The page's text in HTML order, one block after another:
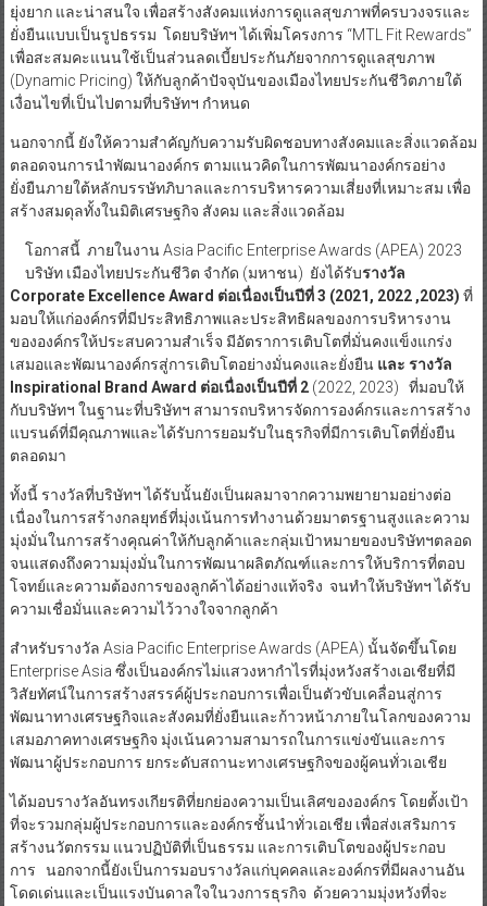
ยุ่งยาก และน่าสนใจ เพื่อสร้างสังคมแห่งการดูแลสุขภาพที่ครบวงจรและ
ยั่งยืนแบบเป็นรูปธรรม โดยบริษัทฯ ได้เพิ่มโครงการ “MTL Fit Rewards”
เพื่อสะสมคะแนนใช้เป็นส่วนลดเบี้ยประกันภัยจากการดูแลสุขภาพ
(Dynamic Pricing) ให้กับลูกค้าปัจจุบันของเมืองไทยประกันชีวิตภายใต้
เงื่อนไขที่เป็นไปตามที่บริษัทฯ กำหนด
นอกจากนี้ ยังให้ความสำคัญกับความรับผิดชอบทางสังคมและสิ่งแวดล้อม
ตลอดจนการนำพัฒนาองค์กร ตามแนวคิดในการพัฒนาองค์กรอย่าง
ยั่งยืนภายใต้หลักบรรษัทภิบาลและการบริหารความเสี่ยงที่เหมาะสม เพื่อ
สร้างสมดุลทั้งในมิติเศรษฐกิจ สังคม และสิ่งแวดล้อม
โอกาสนี้ ภายในงาน Asia Pacific Enterprise Awards (APEA) 2023
บริษัท เมืองไทยประกันชีวิต จำกัด (มหาชน) ยังได้รับรางวัล
Corporate Excellence Award ต่อเนื่องเป็นปีที่ 3 (2021, 2022 ,2023) ที่
มอบให้แก่องค์กรที่มีประสิทธิภาพและประสิทธิผลของการบริหารงาน
ขององค์กรให้ประสบความสำเร็จ มีอัตราการเติบโตที่มั่นคงแข็งแกร่ง
เสมอและพัฒนาองค์กรสู่การเติบโตอย่างมั่นคงและยั่งยืน และ รางวัล
Inspirational Brand Award ต่อเนื่องเป็นปีที่ 2(2022, 2023) ที่มอบให้
กับบริษัทฯ ในฐานะที่บริษัทฯ สามารถบริหารจัดการองค์กรและการสร้าง
แบรนด์ที่มีคุณภาพและได้รับการยอมรับในธุรกิจที่มีการเติบโตที่ยั่งยืน
ตลอดมา
ทั้งนี้ รางวัลที่บริษัทฯ ได้รับนั้นยังเป็นผลมาจากความพยายามอย่างต่อ
เนื่องในการสร้างกลยุทธ์ที่มุ่งเน้นการทำงานด้วยมาตรฐานสูงและความ
มุ่งมั่นในการสร้างคุณค่าให้กับลูกค้าและกลุ่มเป้าหมายของบริษัทฯตลอด
จนแสดงถึงความมุ่งมั่นในการพัฒนาผลิตภัณฑ์และการให้บริการที่ตอบ
โจทย์และความต้องการของลูกค้าได้อย่างแท้จริง จนทำให้บริษัทฯ ได้รับ
ความเชื่อมั่นและความไว้วางใจจากลูกค้า
สำหรับรางวัล Asia Pacific Enterprise Awards (APEA) นั้นจัดขึ้นโดย
Enterprise Asia ซึ่งเป็นองค์กรไม่แสวงหากำไรที่มุ่งหวังสร้างเอเชียที่มี
วิสัยทัศน์ในการสร้างสรรค์ผู้ประกอบการเพื่อเป็นตัวขับเคลื่อนสู่การ
พัฒนาทางเศรษฐกิจและสังคมที่ยั่งยืนและก้าวหน้าภายในโลกของความ
เสมอภาคทางเศรษฐกิจ มุ่งเน้นความสามารถในการแข่งขันและการ
พัฒนาผู้ประกอบการ ยกระดับสถานะทางเศรษฐกิจของผู้คนทั่วเอเชีย
ได้มอบรางวัลอันทรงเกียรติที่ยกย่องความเป็นเลิศขององค์กร โดยตั้งเป้า
ที่จะรวมกลุ่มผู้ประกอบการและองค์กรชั้นนำทั่วเอเชีย เพื่อส่งเสริมการ
สร้างนวัตกรรม แนวปฏิบัติที่เป็นธรรม และการเติบโตของผู้ประกอบ
การ นอกจากนี้ยังเป็นการมอบรางวัลแก่บุคคลและองค์กรที่มีผลงานอัน
โดดเด่นและเป็นแรงบันดาลใจในวงการธุรกิจ ด้วยความมุ่งหวังที่จะ